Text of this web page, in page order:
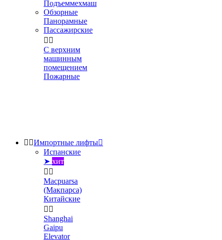
Подъеммехмаш
Обзорные
Панорамные
Пассажирские
 
С верхним
машинным
помещением
Пожарные
 Импортные лифты
Испанские
➤ хит
 
Macpuarsa
(Макпарса)
Китайские
 
Shanghai
Gaipu
Elevator